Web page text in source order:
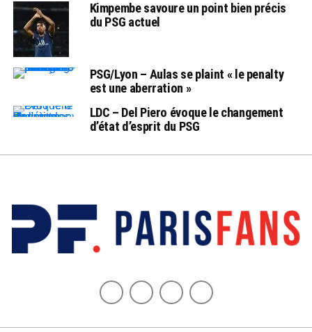
Kimpembe savoure un point bien précis
du PSG actuel
PSG/Lyon – Aulas se plaint « le penalty
est une aberration »
LDC – Del Piero évoque le changement
d’état d’esprit du PSG